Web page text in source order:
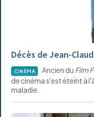
Décès de Jean-
CINÉMA Ancien du Film
de cinéma s'est éteint à
maladie.